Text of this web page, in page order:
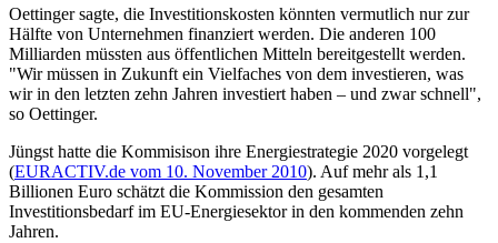
Oettinger sagte, die Investitionskosten könnten vermutlich nur zur
Hälfte von Unternehmen finanziert werden. Die anderen 100
Milliarden müssten aus öffentlichen Mitteln bereitgestellt werden.
"Wir müssen in Zukunft ein Vielfaches von dem investieren, was
wir in den letzten zehn Jahren investiert haben – und zwar schnell",
so Oettinger.
Jüngst hatte die Kommisison ihre Energiestrategie 2020 vorgelegt
(EURACTIV.de vom 10. November 2010). Auf mehr als 1,1
Billionen Euro schätzt die Kommission den gesamten
Investitionsbedarf im EU-Energiesektor in den kommenden zehn
Jahren.